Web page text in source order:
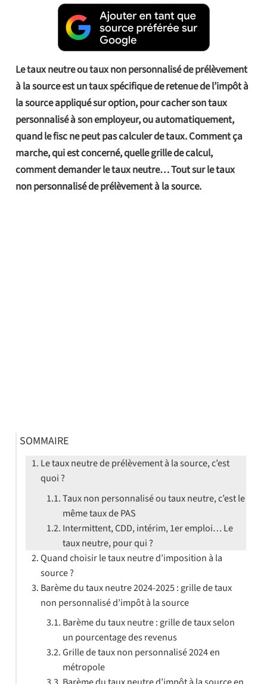
Le taux neutre ou taux non personnalisé de prélèvement
à la source est un taux spécifique de retenue de l’impôt à
la source appliqué sur option, pour cacher son taux
personnalisé à son employeur, ou automatiquement,
quand le fisc ne peut pas calculer de taux. Comment ça
marche, qui est concerné, quelle grille de calcul,
comment demander le taux neutre… Tout sur le taux
non personnalisé de prélèvement à la source.
SOMMAIRE
Le taux neutre de prélèvement à la source, c’est
quoi ?
Taux non personnalisé ou taux neutre, c’est le
même taux de PAS
Intermittent, CDD, intérim, 1er emploi… Le
taux neutre, pour qui ?
Quand choisir le taux neutre d’imposition à la
source ?
Barème du taux neutre 2024-2025 : grille de taux
non personnalisé d’impôt à la source
Barème du taux neutre : grille de taux selon
un pourcentage des revenus
Grille de taux non personnalisé 2024 en
métropole